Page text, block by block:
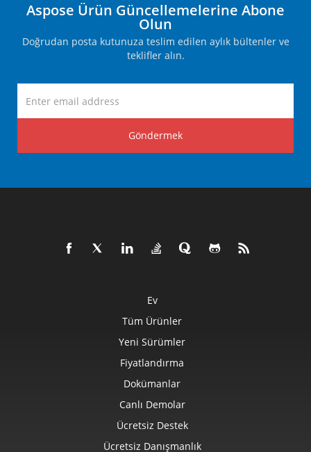
Aspose Ürün Güncellemelerine Abone
Olun
Doğrudan posta kutunuza teslim edilen aylık bültenler ve
teklifler alın.
Göndermek
Ev
Tüm Ürünler
Yeni Sürümler
Fiyatlandırma
Dokümanlar
Canlı Demolar
Ücretsiz Destek
Ücretsiz Danışmanlık